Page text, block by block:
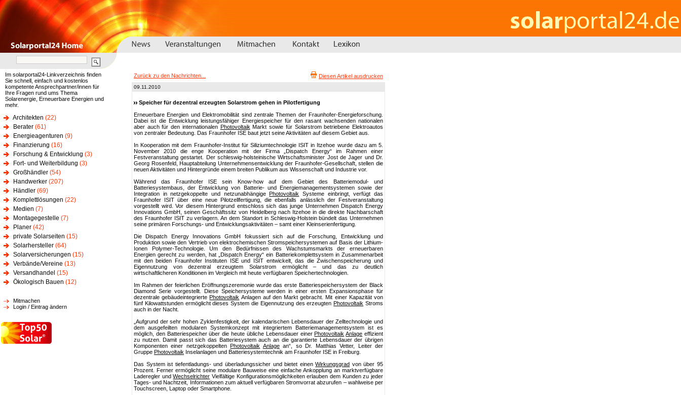
Im solarportal24-Linkverzeichnis finden
Sie schnell, einfach und kostenlos
kompetente Ansprechpartner/innen für
Ihre Fragen rund ums Thema
Solarenergie, Erneuerbare Energien und
mehr.
Architekten (22)
Berater (61)
Energieagenturen (9)
Finanzierung (16)
Forschung & Entwicklung (3)
Fort- und Weiterbildung (3)
Großhändler (54)
Handwerker (207)
Händler (69)
Komplettlösungen (22)
Medien (7)
Montagegestelle (7)
Planer (42)
private Solarseiten (15)
Solarhersteller (64)
Solarversicherungen (15)
Verbände/Vereine (13)
Versandhandel (15)
Ökologisch Bauen (12)
Mitmachen
Login / Eintrag ändern
Zurück zu den Nachrichten... Diesen Artikel ausdrucken
09.11.2010
Speicher für dezentral erzeugten Solarstrom gehen in Pilotfertigung
Erneuerbare Energien und Elektromobilität sind zentrale Themen der Fraunhofer-Energieforschung.
Dabei ist die Entwicklung leistungsfähiger Energiespeicher für den rasant wachsenden nationalen
aber auch für den internationalen Photovoltaik Markt sowie für Solarstrom betriebene Elektroautos
von zentraler Bedeutung. Das Fraunhofer ISE baut jetzt seine Aktivitäten auf diesem Gebiet aus.
In Kooperation mit dem Fraunhofer-Institut für Siliziumtechnologie ISIT in Itzehoe wurde dazu am 5.
November 2010 die enge Kooperation mit der Firma „Dispatch Energy“ im Rahmen einer
Festveranstaltung gestartet. Der schleswig-holsteinische Wirtschaftsminister Jost de Jager und Dr.
Georg Rosenfeld, Hauptabteilung Unternehmensentwicklung der Fraunhofer-Gesellschaft, stellen die
neuen Aktivitäten und Hintergründe einem breiten Publikum aus Wissenschaft und Industrie vor.
Während das Fraunhofer ISE sein Know-how auf dem Gebiet des Batteriemodul- und
Batteriesystembaus, der Entwicklung von Batterie- und Energiemanagementsystemen sowie der
Integration in netzgekoppelte und netzunabhängigePhotovoltaik
Systeme einbringt, verfügt das
Fraunhofer ISIT über eine neue Pilotzellfertigung, die ebenfalls anlässlich der Festveranstaltung
vorgestellt wird. Vor diesem Hintergrund entschloss sich das junge Unternehmen Dispatch Energy
Innovations GmbH, seinen Geschäftssitz von Heidelberg nach Itzehoe in die direkte Nachbarschaft
des Fraunhofer ISIT zu verlagern. An dem Standort in Schleswig-Holstein bündelt das Unternehmen
seine primären Forschungs- und Entwicklungsaktivitäten – samt einer Kleinserienfertigung.
Die Dispatch Energy Innovations GmbH fokussiert sich auf die Forschung, Entwicklung und
Produktion sowie den Vertrieb von elektrochemischen Stromspeichersystemen auf Basis der Lithium-
Ionen Polymer-Technologie. Um den Bedürfnissen des Wachstumsmarkts der erneuerbaren
Energien gerecht zu werden, hat „Dispatch Energy“ ein Batteriekomplettsystem in Zusammenarbeit
mit den beiden Fraunhofer Instituten ISE und ISIT entwickelt, das die Zwischenspeicherung und
Eigennutzung von dezentral erzeugtem Solarstrom ermöglicht – und das zu deutlich
wirtschaftlicheren Konditionen im Vergleich mit heute verfügbaren Speichertechnologien.
Im Rahmen der feierlichen Eröffnungszeremonie wurde das erste Batteriespeichersystem der Black
Diamond Serie vorgestellt. Diese Speichersysteme werden in einer ersten Expansionsphase für
dezentrale gebäudeintegriertePhotovoltaik Anlagen auf den Markt gebracht. Mit einer Kapazität von
fünf Kilowattstunden ermöglicht dieses System die Eigennutzung des erzeugtenPhotovoltaik Stroms
auch in der Nacht.
„Aufgrund der sehr hohen Zyklenfestigkeit, der kalendarischen Lebensdauer der Zelltechnologie und
dem ausgefeilten modularen Systemkonzept mit integriertem Batteriemanagementsystem ist es
möglich, den Batteriespeicher über die heute übliche Lebensdauer einerPhotovoltaik Anlage effizient
zu nutzen. Damit passt sich das Batteriesystem auch an die garantierte Lebensdauer der übrigen
Komponenten einer netzgekoppeltenPhotovoltaik Anlagean“, so Dr. Matthias Vetter, Leiter der
Gruppe Photovoltaik Inselanlagen und Batteriesystemtechnik am Fraunhofer ISE in Freiburg.
Das System ist tiefentladungs- und überladungssicher und bietet einenWirkungsgrad von über 95
Prozent. Ferner ermöglicht seine modulare Bauweise eine einfache Ankopplung an marktverfügbare
Laderegler undWechselrichter Vielfältige Konfigurationsmöglichkeiten erlauben dem Kunden zu jeder
Tages- und Nachtzeit, Informationen zum aktuell verfügbaren Stromvorrat abzurufen – wahlweise per
Touchscreen, Laptop oder Smartphone.